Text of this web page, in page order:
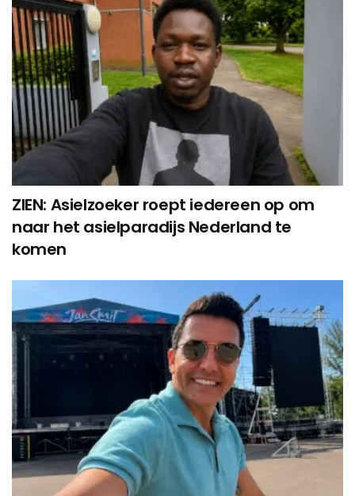
ZIEN: Asielzoeker roept iedereen op om
naar het asielparadijs Nederland te
komen